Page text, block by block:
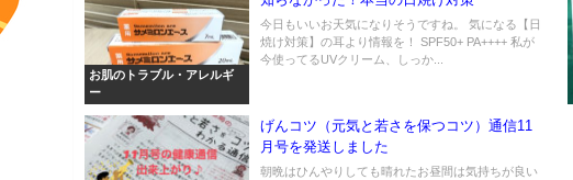
お肌のトラブル・アレルギ
ー
今日もいいお天気になりそうですね。 気になる【日
焼け対策】の耳より情報を！ SPF50+ PA++++ 私が
今使ってるUVクリーム、しっか...
げんコツ（元気と若さを保つコツ）通信11
月号を発送しました
朝晩はひんやりしても晴れたお昼間は気持ちが良い